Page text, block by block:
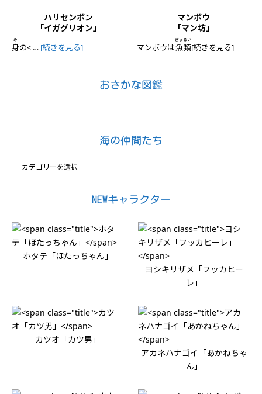
ハリセンボン
「イガグリオン」
身
み
の< … [続きを見る]
マンボウ
「マン坊」
マンボウは魚類
ぎょるい
[続きを見る]
おさかな図鑑
海の仲間たち
NEWキャラクター
ホタテ「ほたっちゃん」
ヨシキリザメ「フッカヒー
レ」
カツオ「カツ男」
アカネハナゴイ「あかねちゃ
ん」